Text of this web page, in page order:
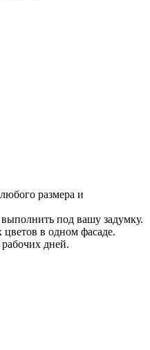
размера и
под вашу задумку.
в одном фасаде.
рабочих дней.